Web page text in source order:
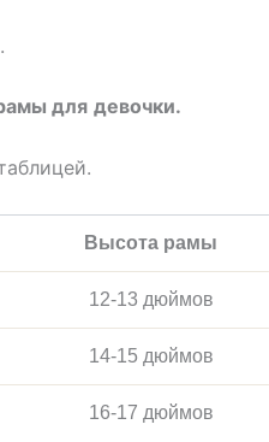
для девочки.
Высота рамы
12-13 дюймов
14-15 дюймов
16-17 дюймов